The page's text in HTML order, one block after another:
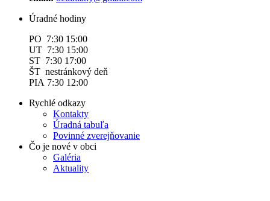
Úradné hodiny
PO 7:30 15:00
UT 7:30 15:00
ST 7:30 17:00
ŠT nestránkový deň
PIA 7:30 12:00
Rychlé odkazy
Kontakty
Úradná tabuľa
Povinné zverejňovanie
Čo je nové v obci
Galéria
Aktuality